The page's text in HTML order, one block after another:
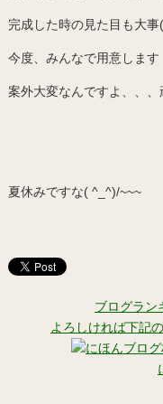
完成した時の見た目も大事
今度、みんなで用意します
案外大変なんですよ、、
夏休みですな( ^_^)/~~~
ブログラン
よろしければ下記